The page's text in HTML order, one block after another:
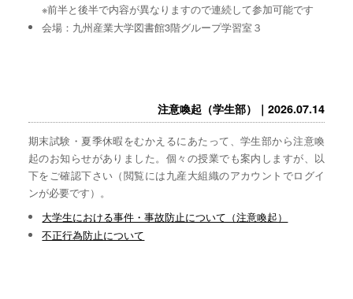
※前半と後半で内容が異なりますので連続して参加可能です
会場：九州産業大学図書館3階グループ学習室３
注意喚起（学生部）｜2026.07.14
期末試験・夏季休暇をむかえるにあたって、学生部から注意喚
起のお知らせがありました。個々の授業でも案内しますが、以
下をご確認下さい（閲覧には九産大組織のアカウントでログイ
ンが必要です）。
大学生における事件・事故防止について（注意喚起）
不正行為防止について